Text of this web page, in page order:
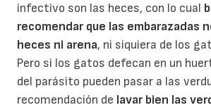
infectivo son las heces, con lo cual
recomendar que las embarazadas
heces ni arena, ni siquiera de los
Pero si los gatos defecan en un
del parásito pueden pasar a las
recomendación de lavar bien las